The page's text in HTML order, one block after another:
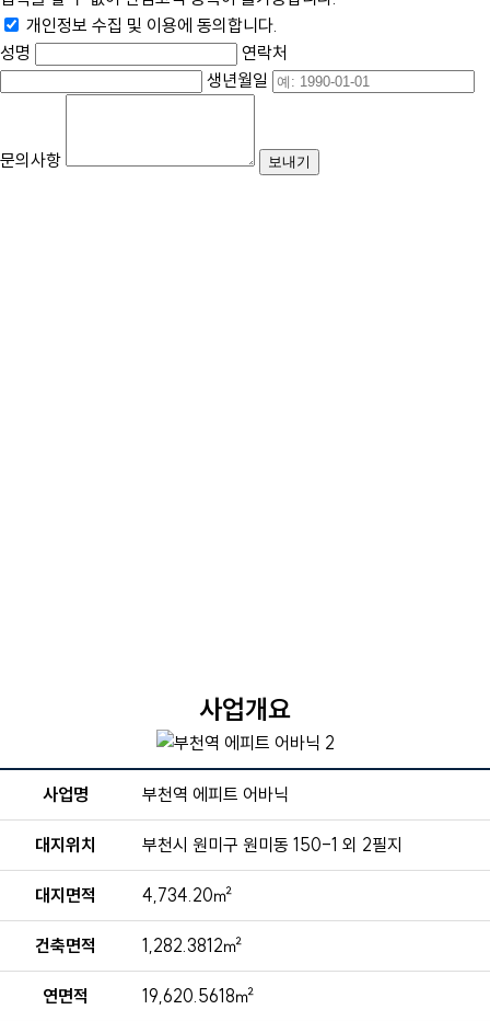
개인정보 수집 및 이용에 동의합니다.
성명
연락처
생년월일
문의사항
사업개요
사업명 부천역 에피트 어바닉
대지위치 부천시 원미구 원미동 150-1 외 2필지
대지면적 4,734.20㎡
건축면적 1,282.3812㎡
연면적 19,620.5618㎡